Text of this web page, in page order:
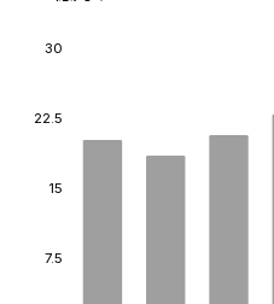
7.5
15
22.5
30